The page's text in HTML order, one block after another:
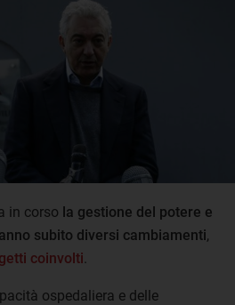
in corso la gestione del potere e
subito diversi cambiamenti,
coinvolti
ospedaliera e delle